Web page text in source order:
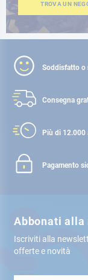
TROVA UN
Soddisfatto o
Consegna
Più di 12.000
Pagamento
Abbonati alla
Iscriviti alla
offerte e novità